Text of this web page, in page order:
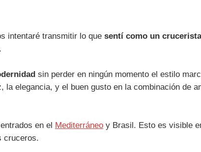
intentaré transmitir lo que sentí como un
sin perder en ningún momento el estilo
elegancia, y el buen gusto en la combinación de
en el Mediterráneo y Brasil. Esto es visible
cruceros.